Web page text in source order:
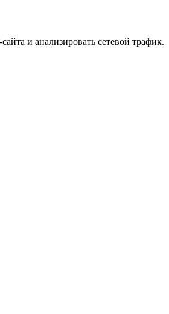
и анализировать сетевой трафик.